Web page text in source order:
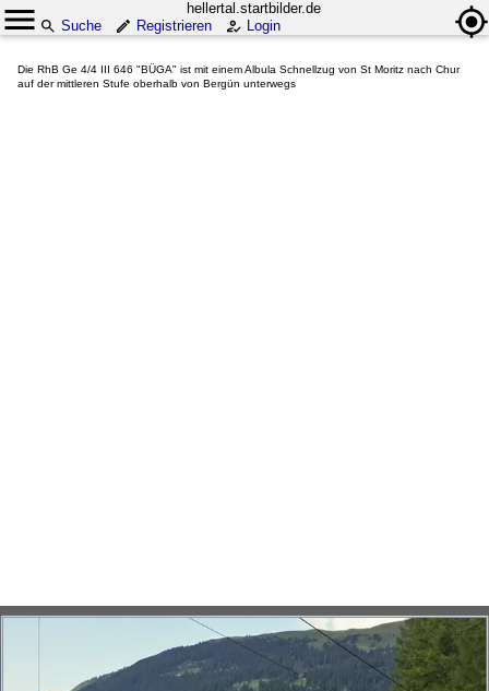
hellertal.startbilder.de
Suche
Registrieren Login
Die RhB Ge 4/4 III 646 "BÜGA" ist mit einem Albula Schnellzug von St Moritz nach Chur
auf der mittleren Stufe oberhalb von Bergün unterwegs